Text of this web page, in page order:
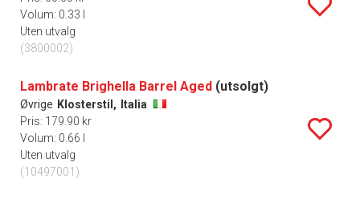
Volum: 0.33 l
Uten utvalg
(3800002)
Lambrate Brighella Barrel Aged (utsolgt)
Øvrige Klosterstil,
Italia
Pris: 179.90 kr
Volum: 0.66 l
Uten utvalg
(10497001)